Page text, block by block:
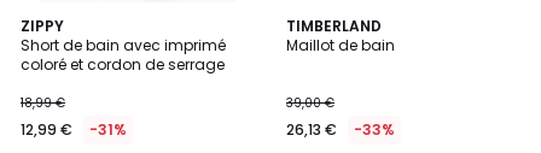
ZIPPY
Short de bain avec imprimé
coloré et cordon de serrage
18,99 €
12,99 € -31%
TIMBERLAND
Maillot de bain
39,00 €
26,13 € -33%